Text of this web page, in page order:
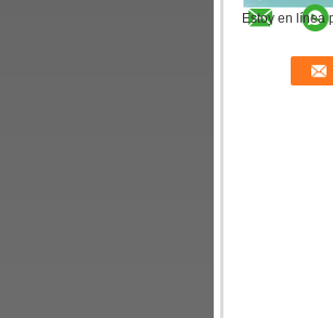
Estoy en línea